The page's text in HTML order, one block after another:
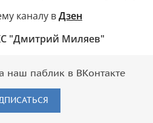
каналу вДзен
"Дмитрий Миляев"
наш паблик в ВКонтакте